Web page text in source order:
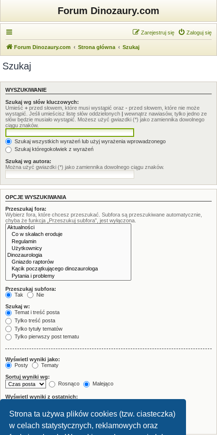
Strona ta używa plików cookies (tzw. ciasteczka)
w celach statystycznych, reklamowych oraz
Forum Dinozaury.com
Zaloguj się
Zarejestruj się
Forum Dinozaury.com Strona główna Szukaj
Szukaj
WYSZUKIWANIE
Szukaj wg słów kluczowych:
Umieść + przed słowem, które musi wystąpić oraz - przed słowem, które nie może
wystąpić. Jeśli umieścisz listę słów oddzielonych | wewnątrz nawiasów, tylko jedno ze
słów będzie musiało wystąpić. Możesz użyć gwiazdki (*) jako zamiennika dowolnego
ciągu znaków.
Szukaj wszystkich wyrażeń lub użyj wyrażenia wprowadzonego
Szukaj któregokolwiek z wyrażeń
Szukaj wg autora:
Można użyć gwiazdki (*) jako zamiennika dowolnego ciągu znaków.
OPCJE WYSZUKIWANIA
Przeszukaj fora:
Wybierz fora, które chcesz przeszukać. Subfora są przeszukiwane automatycznie,
chyba że funkcja „Przeszukuj subfora”, jest wyłączona.
Przeszukaj subfora:
Tak
Nie
Szukaj w:
Temat i treść posta
Tylko treść posta
Tylko tytuły tematów
Tylko pierwszy post tematu
Wyświetl wyniki jako:
Posty
Tematy
Sortuj wyniki wg:
Rosnąco
Malejąco
Wyświetl wyniki z ostatnich:
Wyświetl pierwsze:
znaków w poście